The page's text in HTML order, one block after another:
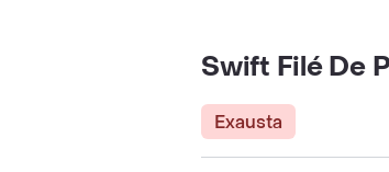
Swift Filé De
Exausta